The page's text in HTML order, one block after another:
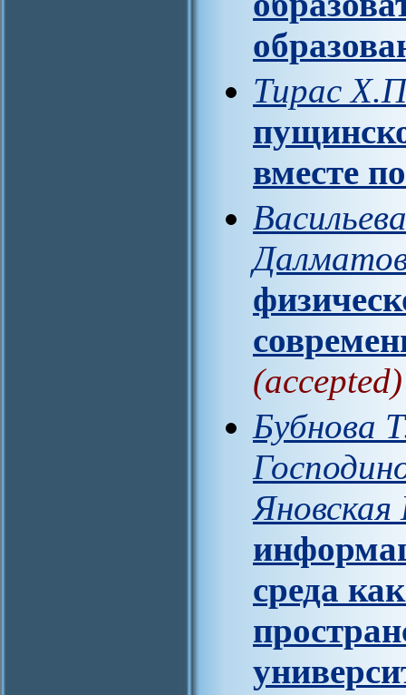
Тирас
вместе
(accepted)
Бубнова
среда